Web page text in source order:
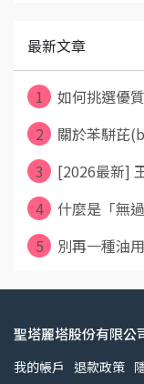
最新文章
1
如何挑選優
2
關於苯駢芘
3
[2026最新]
4
什麼是「無
5
別再一種油
聖塔麗塔股份有限公
我的帳戶 退款政策